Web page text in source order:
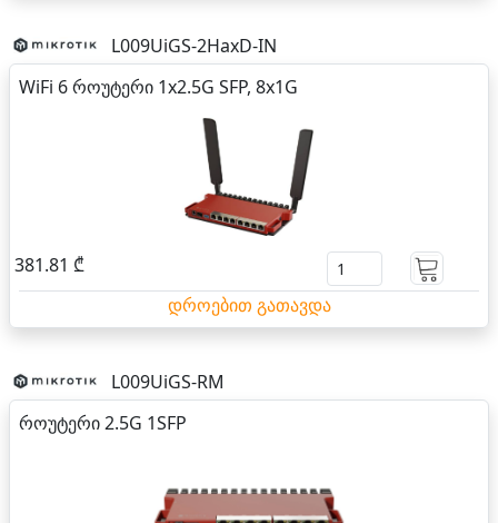
L009UiGS-2HaxD-IN
WiFi 6 როუტერი 1x2.5G SFP, 8x1G
381.81 ₾
დროებით გათავდა
L009UiGS-RM
როუტერი 2.5G 1SFP